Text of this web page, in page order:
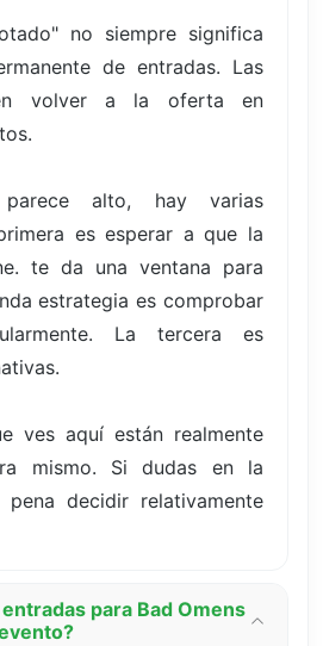
no siempre significa
de entradas. Las
volver a la oferta en
alto, hay varias
es esperar a que la
te da una ventana para
estrategia es comprobar
La tercera es
ves aquí están realmente
mismo. Si dudas en la
decidir relativamente
para Bad Omens